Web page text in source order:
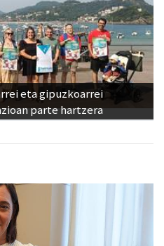
eta gipuzkoarrei
parte hartzera